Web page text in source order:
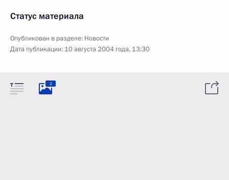
Статус материала
Опубликован в разделе: Новости
Дата публикации: 10 августа 2004 года, 13:30
2